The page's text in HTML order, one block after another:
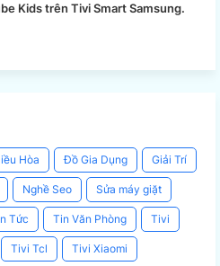
Kids trên Tivi Smart Samsung.
Hòa Đồ Gia Dụng Giải Trí
Nghề Seo Sửa máy giặt
Tức Tin Văn Phòng Tivi
Tivi Tcl Tivi Xiaomi